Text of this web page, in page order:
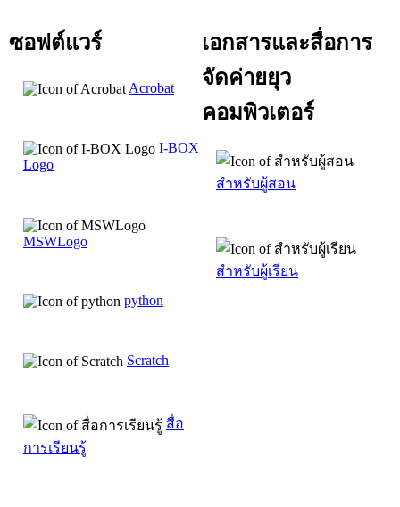
ซอฟต์แวร์
Acrobat
I-BOX
Logo
MSWLogo
python
Scratch
สื่อ
การเรียนรู้
เอกสารและสื่อการ
จัดค่ายยุว
คอมพิวเตอร์
สำหรับผู้สอน
สำหรับผู้เรียน